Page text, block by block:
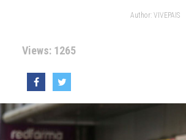
Author: VIVEPAIS
Views: 1265